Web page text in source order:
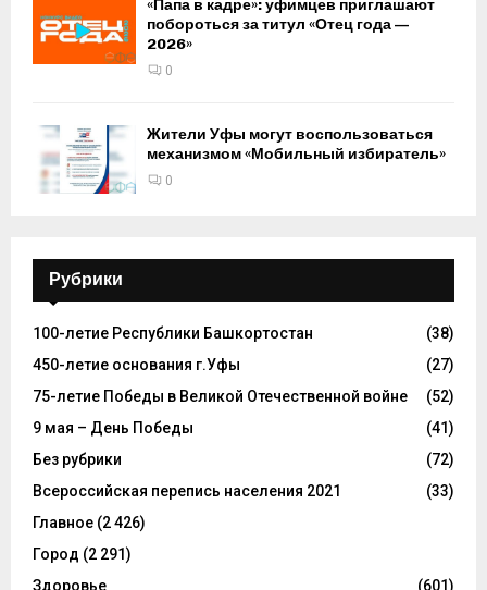
«Папа в кадре»: уфимцев приглашают
побороться за титул «Отец года —
2026»
0
Жители Уфы могут воспользоваться
механизмом «Мобильный избиратель»
0
Рубрики
100-летие Республики Башкортостан
(38)
450-летие основания г.Уфы
(27)
75-летие Победы в Великой Отечественной войне
(52)
9 мая – День Победы
(41)
Без рубрики
(72)
Всероссийская перепись населения 2021
(33)
Главное (2 426)
Город (2 291)
Здоровье
(601)